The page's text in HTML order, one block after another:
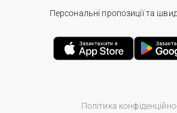
Політика
Персональні пропозиції та